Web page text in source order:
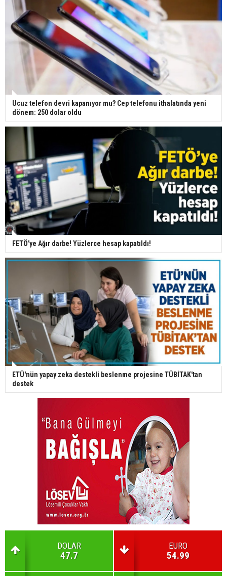
Ucuz telefon devri kapanıyor mu? Cep telefonu ithalatında yeni
dönem: 250 dolar oldu
FETÖ'ye Ağır darbe! Yüzlerce hesap kapatıldı!
ETÜ'nün yapay zeka destekli beslenme projesine TÜBİTAK'tan
destek
DOLAR
47.7
EURO
54.99